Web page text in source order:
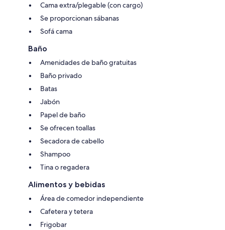
Cama extra/plegable (con cargo)
Se proporcionan sábanas
Sofá cama
Baño
Amenidades de baño gratuitas
Baño privado
Batas
Jabón
Papel de baño
Se ofrecen toallas
Secadora de cabello
Shampoo
Tina o regadera
Alimentos y bebidas
Área de comedor independiente
Cafetera y tetera
Frigobar